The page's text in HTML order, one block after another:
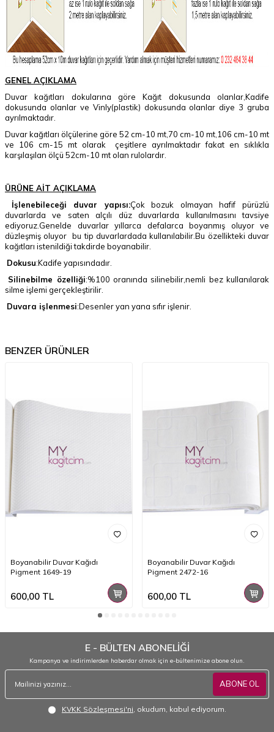
GENEL AÇIKLAMA
Duvar kağıtları dokularına göre Kağıt dokusunda olanlar,Kadife
dokusunda olanlar ve Vinly(plastik) dokusunda olanlar diye 3 gruba
ayrılmaktadır.
Duvar kağıtları ölçülerine göre 52 cm-10 mt,70 cm-10 mt,106 cm-10 mt
ve 106 cm-15 mt olarak çeşitlere ayrılmaktadır fakat en sıklıkla
karşılaşılan ölçü 52cm-10 mt olan rulolardır.
ÜRÜNE AİT AÇIKLAMA
İşlenebileceği duvar yapısı:Çok bozuk olmayan hafif pürüzlü
duvarlarda ve saten alçılı düz duvarlarda kullanılmasını tavsiye
ediyoruz.Genelde duvarlar yıllarca defalarca boyanmış oluyor ve
düzleşmiş oluyor bu tip duvarlardada kullanılabilir.Bu özellikteki duvar
kağıtları istenildiği takdirde boyanabilir.
Dokusu:Kadife yapısındadır.
Silinebilme özelliği:%100 oranında silinebilir,nemli bez kullanılarak
silme işlemi gerçekleştirilir.
Duvara işlenmesi:Desenler yan yana sıfır işlenir.
BENZER ÜRÜNLER
Boyanabilir Duvar Kağıdı
Pigment 1649-19
600,00 TL
Boyanabilir Duvar Kağıdı
Pigment 2472-16
600,00TL
E - BÜLTEN ABONELİĞİ
Kampanya ve indirimlerden haberdar olmak için e-bültenimize abone olun.
ABONE OL
KVKK Sözleşmesi'ni , okudum, kabul ediyorum.